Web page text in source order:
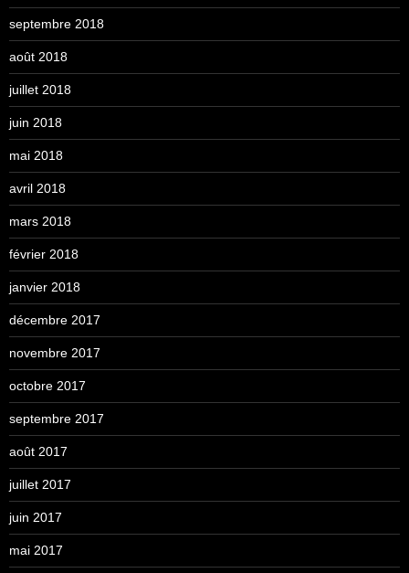
septembre 2018
août 2018
juillet 2018
juin 2018
mai 2018
avril 2018
mars 2018
février 2018
janvier 2018
décembre 2017
novembre 2017
octobre 2017
septembre 2017
août 2017
juillet 2017
juin 2017
mai 2017